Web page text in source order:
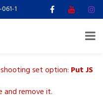
1
jquery.js library include that
set option: Put JS
and remove it.